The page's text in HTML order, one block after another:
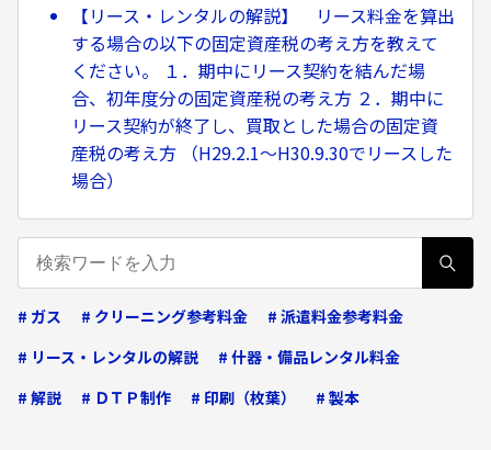
【リース・レンタルの解説】 リース料金を算出
する場合の以下の固定資産税の考え方を教えて
ください。 １．期中にリース契約を結んだ場
合、初年度分の固定資産税の考え方 ２．期中に
リース契約が終了し、買取とした場合の固定資
産税の考え方 （H29.2.1〜H30.9.30でリースした
場合）
# ガス # クリーニング参考料金
# 派遣料金参考料金
# リース・レンタルの解説
# 什器・備品レンタル料金
# 解説
# ＤＴＰ制作 # 印刷（枚葉） # 製本